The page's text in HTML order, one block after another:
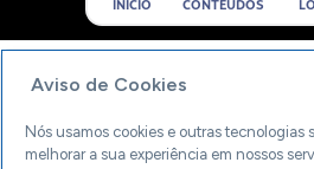
INICIO CONTEÚDOS
Aviso de Cookies
Nós usamos cookies e outras tecnologias
melhorar a sua experiência em nossos